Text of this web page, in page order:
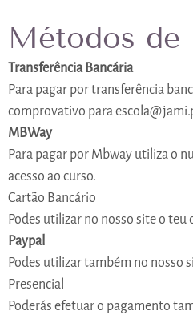
Métodos de
Transferência Bancária
Para pagar por transferência
comprovativo para
MBWay
Para pagar por Mbway utiliza o
acesso ao curso.
Cartão Bancário
Podes utilizar no nosso site o
Paypal
Podes utilizar também no nosso
Presencial
Poderás efetuar o pagamento